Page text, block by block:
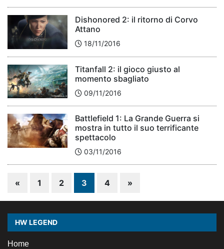
Dishonored 2: il ritorno di Corvo
Attano
18/11/2016
Titanfall 2: il gioco giusto al
momento sbagliato
09/11/2016
Battlefield 1: La Grande Guerra si
mostra in tutto il suo terrificante
spettacolo
03/11/2016
« 1 2 3 4 »
HW LEGEND
Home